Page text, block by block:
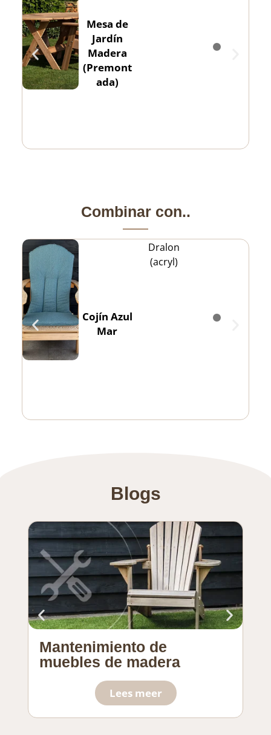
Mesa de
Jardín
Madera
(Premont
ada)
Combinar con..
Cojín Azul
Mar
Dralon
(acryl)
Blogs
Mantenimiento de
muebles de madera
Lees meer